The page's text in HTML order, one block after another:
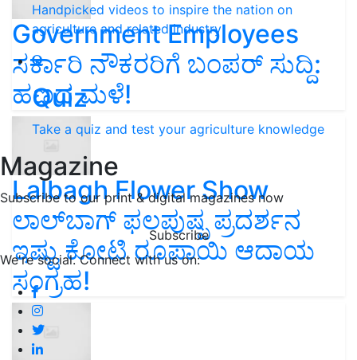
Handpicked videos to inspire the nation on
agriculture and related industry
Quiz
Take a quiz and test your agriculture knowledge
Magazine
Subscribe to our print & digital magazines now
Subscribe
We're social. Connect with us on:
Government Employees
ಸರ್ಕಾರಿ ನೌಕರರಿಗೆ ಬಂಪರ್‌ ಸುದ್ದಿ:
ಹಣದ ಮಳೆ!
Lalbagh Flower Show
ಲಾಲ್‌ಬಾಗ್ ಫಲಪುಷ್ಪ ಪ್ರದರ್ಶನ
ಇಷ್ಟು ಕೋಟಿ ರೂಪಾಯಿ ಆದಾಯ
ಸಂಗ್ರಹ!